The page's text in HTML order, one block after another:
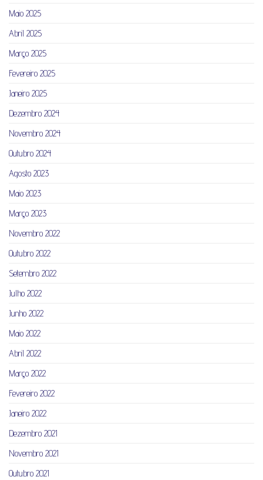
Maio 2025
Abril 2025
Março 2025
Fevereiro 2025
Janeiro 2025
Dezembro 2024
Novembro 2024
Outubro 2024
Agosto 2023
Maio 2023
Março 2023
Novembro 2022
Outubro 2022
Setembro 2022
Julho 2022
Junho 2022
Maio 2022
Abril 2022
Março 2022
Fevereiro 2022
Janeiro 2022
Dezembro 2021
Novembro 2021
Outubro 2021